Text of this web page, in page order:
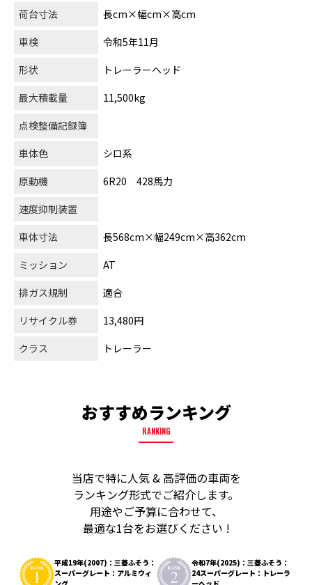
荷台寸法
長cm×幅cm×高cm
車検
令和5年11月
形状
トレーラーヘッド
最大積載量
11,500kg
点検整備記録簿
車体色
シロ系
原動機
6R20 428馬力
速度抑制装置
車体寸法
長568cm×幅249cm×高362cm
ミッション
AT
排ガス規制
適合
リサイクル券
13,480円
クラス
トレーラー
おすすめランキング
RANKING
当店で特に人気 & 高評価の車両を
ランキング形式でご紹介します。
用途やご予算に合わせて、
最適な1台をお選びください !
平成19年(2007)：三菱ふそう：
スーパーグレート：アルミウィ
令和7年(2025)：三菱ふそう：
24スーパーグレート：トレーラ